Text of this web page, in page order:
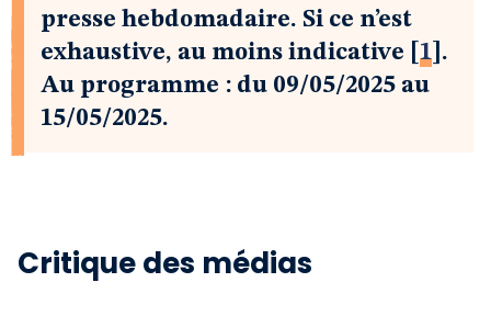
presse hebdomadaire. Si ce n’est
exhaustive, au moins indicative
1 .
Au programme : du 09/05/2025 au
15/05/2025.
Critique des médias